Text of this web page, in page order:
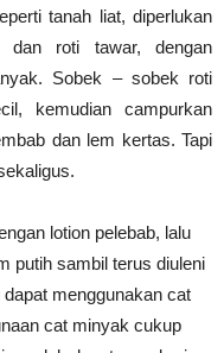
tanah liat, diperlukan
dan roti tawar, dengan
Sobek – sobek roti
kemudian campurkan
dan lem kertas. Tapi
lotion pelebab, lalu
putih sambil terus diuleni
menggunakan cat
cat minyak cukup